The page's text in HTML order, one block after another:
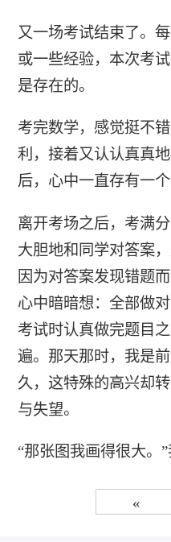
又一场考试结束了。
或一些经验，本次考
是存在的。
考完数学，感觉挺不
利，接着又认认真真
后，心中一直存有一
离开考场之后，考满
大胆地和同学对答案
因为对答案发现错题
心中暗暗想：全部做
考试时认真做完题目
遍。那天那时，我是
久，这特殊的高兴却
与失望。
“那张图我画得很大。”
«